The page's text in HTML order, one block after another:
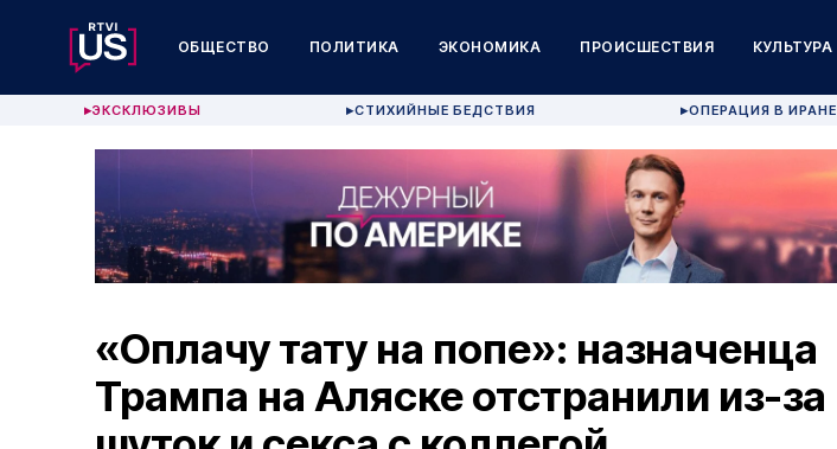
ОБЩЕСТВО ПОЛИТИКА ЭКОНОМИКА ПРОИСШЕСТВИЯ КУЛЬТУРА
▶ЭКСКЛЮЗИВЫ ▶СТИХИЙНЫЕ БЕДСТВИЯ ▶ОПЕРАЦИЯ В ИРАНЕ
«Оплачу тату на попе»: назначенца
Трампа на Аляске отстранили из-за